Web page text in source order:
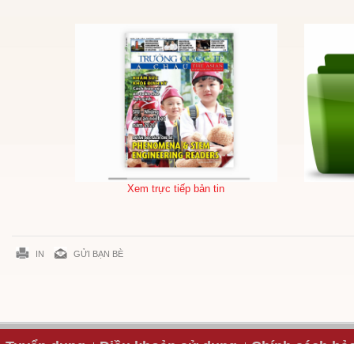
Xem trực tiếp bản tin
IN GỬI BẠN BÈ